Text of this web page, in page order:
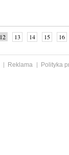
12 13 14 15 16
Reklama
Polityka